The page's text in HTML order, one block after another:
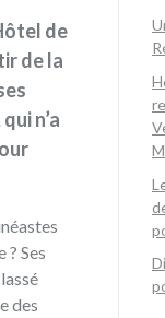
de
de la
n’a
Ses
des